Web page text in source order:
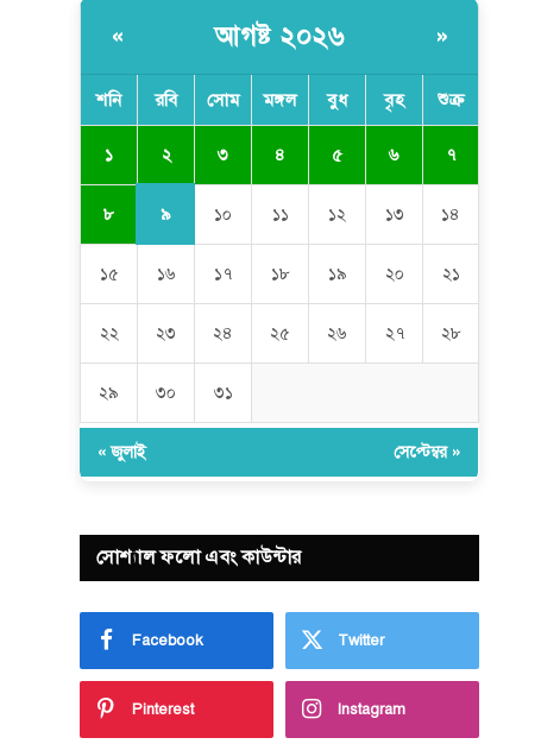
« আগষ্ট ২০২৬ »
শনি রবি সোম মঙ্গল বুধ বৃহ শুক্র
১ ২ ৩ ৪ ৫ ৬ ৭
৮ ৯ ১০ ১১ ১২ ১৩ ১৪
১৫ ১৬ ১৭ ১৮ ১৯ ২০ ২১
২২ ২৩ ২৪ ২৫ ২৬ ২৭ ২৮
২৯ ৩০ ৩১
« জুলাই সেপ্টেম্বর »
সোশ্যাল ফলো এবং কাউন্টার
Facebook Twitter
Pinterest Instagram